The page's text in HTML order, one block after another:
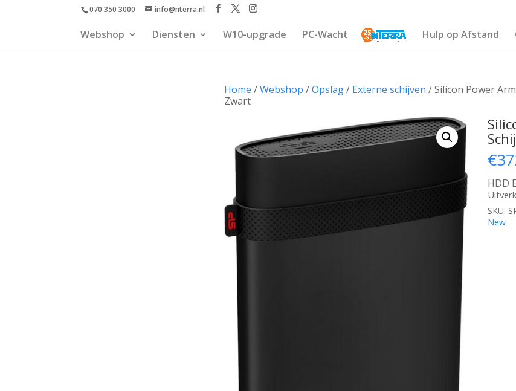
070 350 3000 info@nterra.nl
Webshop Diensten W10-upgrade PC-Wacht Hulp op Afstand
Home /Webshop /Opslag/ Externe schijven / Silicon Power
Zwart
€
HDD
SKU:
New